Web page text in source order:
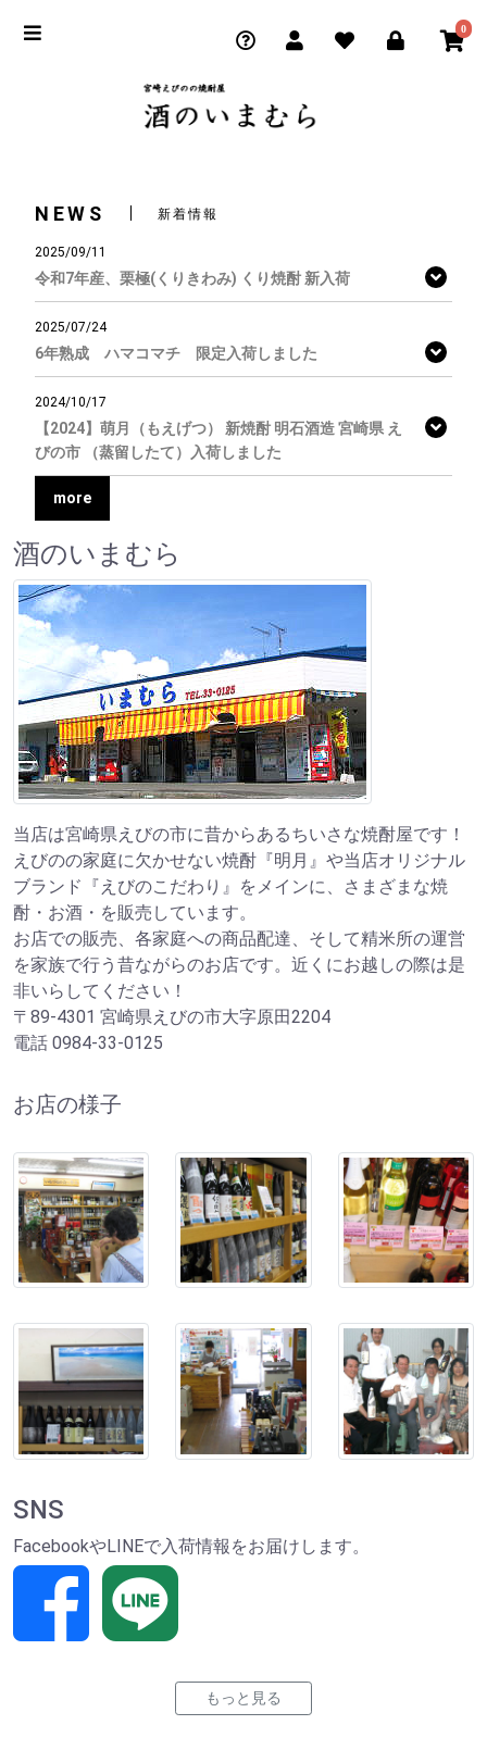
0
NEWS 新着情報
2025/09/11
令和7年産、栗極(くりきわみ) くり焼酎 新入荷
2025/07/24
6年熟成 ハマコマチ 限定入荷しました
2024/10/17
【2024】萌月（もえげつ） 新焼酎 明石酒造 宮崎県 え
びの市 （蒸留したて）入荷しました
more
酒のいまむら
当店は宮崎県えびの市に昔からあるちいさな焼酎屋です！
えびのの家庭に欠かせない焼酎『明月』や当店オリジナル
ブランド『えびのこだわり』をメインに、さまざまな焼
酎・お酒・を販売しています。
お店での販売、各家庭への商品配達、そして精米所の運営
を家族で行う昔ながらのお店です。近くにお越しの際は是
非いらしてください！
〒89-4301 宮崎県えびの市大字原田2204
電話 0984-33-0125
お店の様子
SNS
FacebookやLINEで入荷情報をお届けします。
もっと見る